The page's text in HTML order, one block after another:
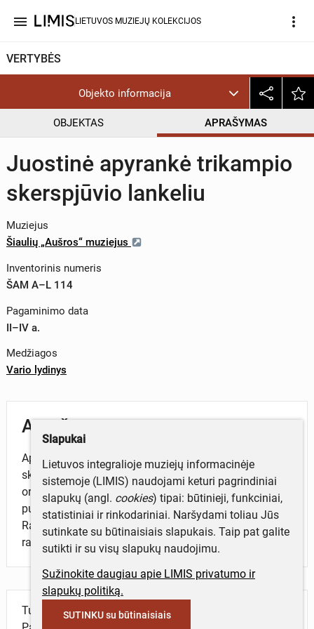
menu LIETUVOS MUZIEJŲ KOLEKCIJOS more_vert
VERTYBĖS
Objekto informacija
OBJEKTAS APRAŠYMAS
Juostinė apyrankė trikampio
skerspjūvio lankeliu
Muziejus
Šiaulių „Aušros“ muziejus
Inventorinis numeris
ŠAM A–L 114
Pagaminimo data
II–IV a.
Medžiagos
Vario lydinys
Aprašymas
Apyrankė juostinė, elipsės formos. Lankelis trikampio
skerspjūvio. Išorinis apyrankės paviršius
ornamentuotas išilginėmis įkartėlių linijomis. Galai
puošti skersiniais ranteliais.
Rasta Linkuvos valsč. (Pakruojo r.), atsitiktinis
radinys.
Turite daugiau informacijos apie objektą?
Slapukai
Lietuvos integralioje muziejų informacinėje
sistemoje (LIMIS) naudojami keturi pagrindiniai
slapukų (angl. cookies) tipai: būtinieji, funkciniai,
statistiniai ir rinkodariniai. Naršydami toliau Jūs
sutinkate su būtinaisiais slapukais. Taip pat galite
sutikti ir su visų slapukų naudojimu.
Sužinokite daugiau apie LIMIS privatumo ir
slapukų politiką.
SUTINKU su būtinaisiais